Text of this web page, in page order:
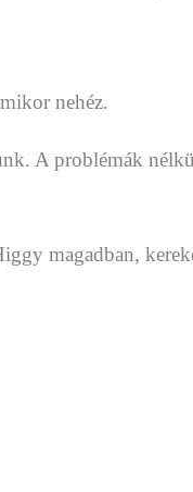
nehéz.
A problémák
magadban,